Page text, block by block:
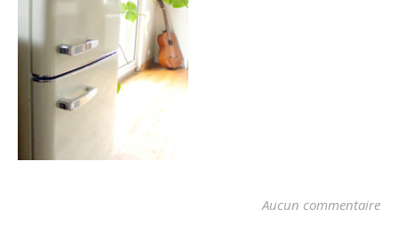
Aucun commentaire